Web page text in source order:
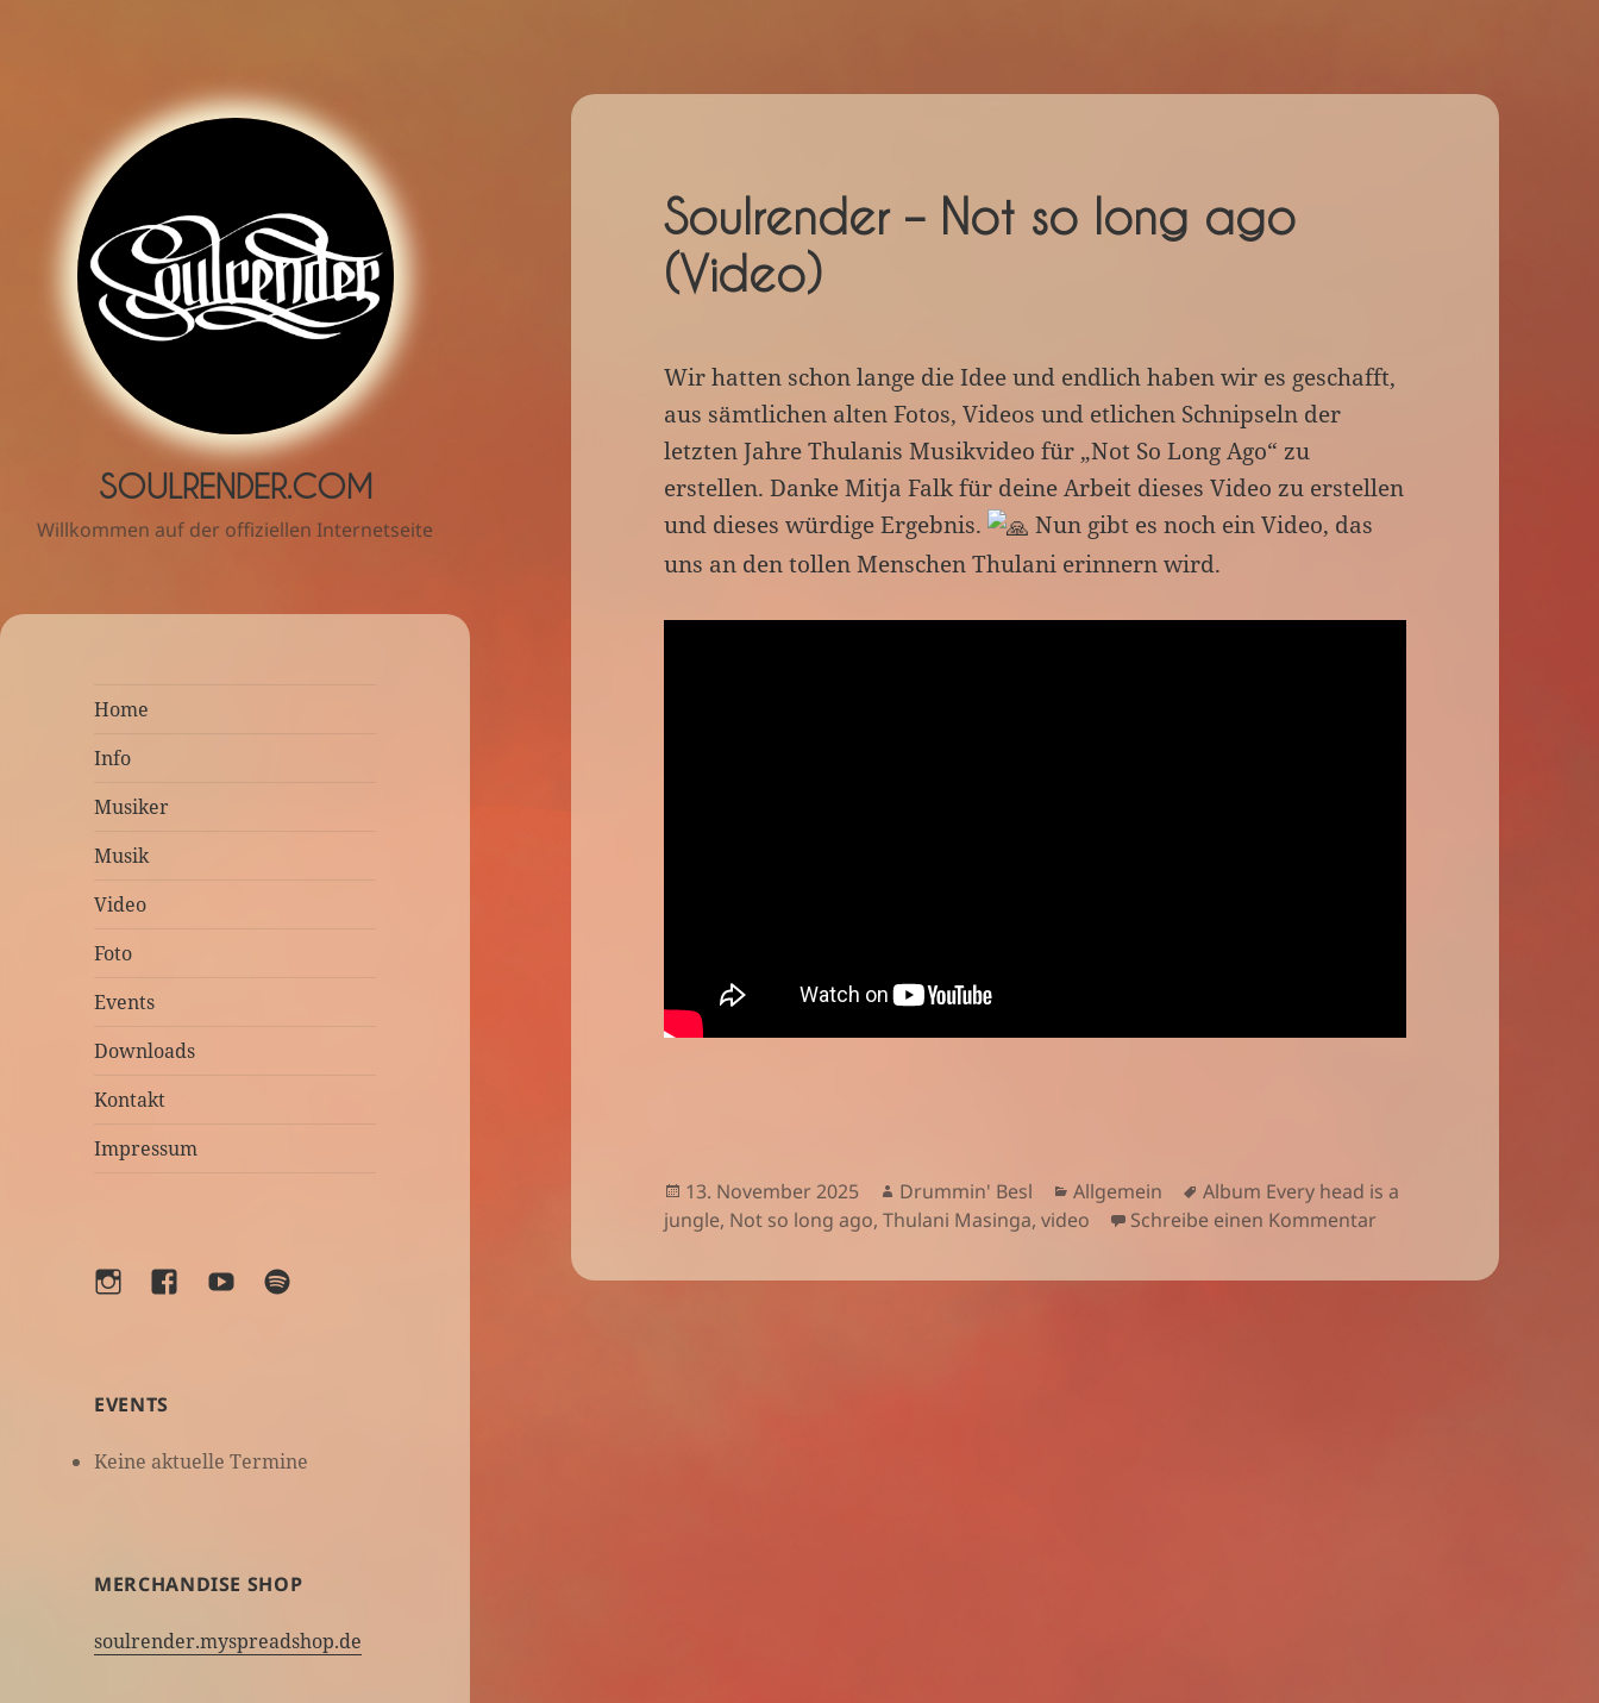
SOULRENDER.COM
Willkommen auf der offiziellen Internetseite
Home
Info
Musiker
Musik
Video
Foto
Events
Downloads
Kontakt
Impressum
InstagramFacebookYouTubeSpotify
EVENTS
Keine aktuelle Termine
MERCHANDISE SHOP
soulrender.myspreadshop.de
Soulrender – Not so long ago
(Video)
Wir hatten schon lange die Idee und endlich haben wir es geschafft,
aus sämtlichen alten Fotos, Videos und etlichen Schnipseln der
letzten Jahre Thulanis Musikvideo für „Not So Long Ago“ zu
erstellen. Danke Mitja Falk für deine Arbeit dieses Video zu erstellen
und dieses würdige Ergebnis.
Nun gibt es noch ein Video, das
uns an den tollen Menschen Thulani erinnern wird.
Veröffentlicht
am
13. November 2025 Autor
Drummin' Besl Kategorien
Allgemein Schlagwörter
Album Every head is a
jungle, Not so long ago, Thulani Masinga, video Schreibe einen Kommentarzu Soulrender – Not so